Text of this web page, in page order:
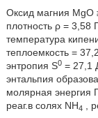
Оксид магния МgO
плотность ρ = 3,58
температура
теплоемкость =
энтропия S0= 27,1
энтальпия
молярная энергия
реаг.в солях NH4
,